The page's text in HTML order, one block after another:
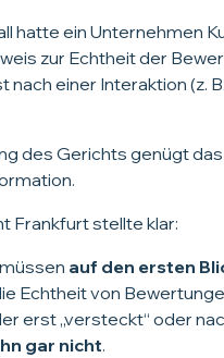
hatte ein Unternehmen
zur Echtheit der
nach einer Interaktion (z.
des Gerichts genügt
Frankfurt stellte klar:
auf den ersten
Echtheit von
erst „versteckt“ oder
gar nicht.